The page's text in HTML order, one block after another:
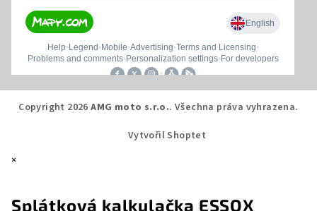
Copyright 2026AMG moto s.r.o.. Všechna práva vyhrazena.
Vytvořil Shoptet
×
Splátková kalkulačka ESSOX